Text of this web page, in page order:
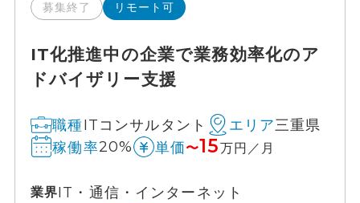
募集終了 リモート可
IT化推進中の企業で業務効率化のア
ドバイザリー支援
職種ITコンサルタント エリア三重県
稼働率20% 単価〜15万円／月
業界IT・通信・インターネット